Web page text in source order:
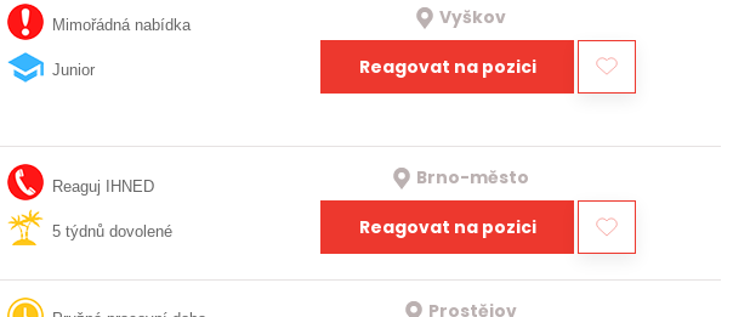
Mimořádná nabídka
Junior
Vyškov
Reagovat na pozici
Reaguj IHNED
5 týdnů dovolené
Brno-město
Reagovat na pozici
Prostějov